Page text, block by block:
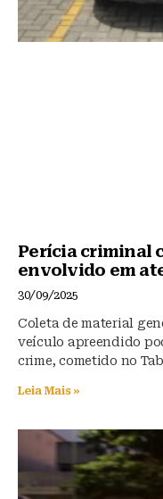
Perícia criminal
envolvido em
30/09/2025
Coleta de material
veículo apreendido
crime, cometido no
Leia Mais »